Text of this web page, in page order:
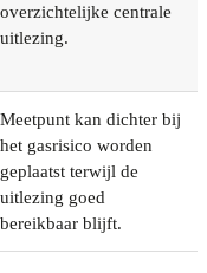
overzichtelijke centrale
uitlezing.
Meetpunt kan dichter bij
het gasrisico worden
geplaatst terwijl de
uitlezing goed
bereikbaar blijft.